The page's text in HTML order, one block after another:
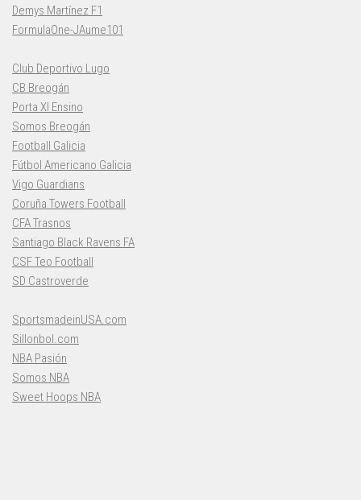
Demys Martínez F1
FormulaOne-JAume101
Club Deportivo Lugo
CB Breogán
Porta XI Ensino
Somos Breogán
Football Galicia
Fútbol Americano Galicia
Vigo Guardians
Coruña Towers Football
CFA Trasnos
Santiago Black Ravens FA
CSF Teo Football
SD Castroverde
SportsmadeinUSA.com
Sillonbol.com
NBA Pasión
Somos NBA
Sweet Hoops NBA